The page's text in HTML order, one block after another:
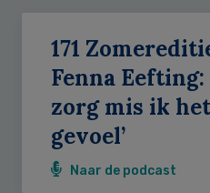
171
Fenna Eefting:
zorg mis ik
gevoel’
Naar de podcast